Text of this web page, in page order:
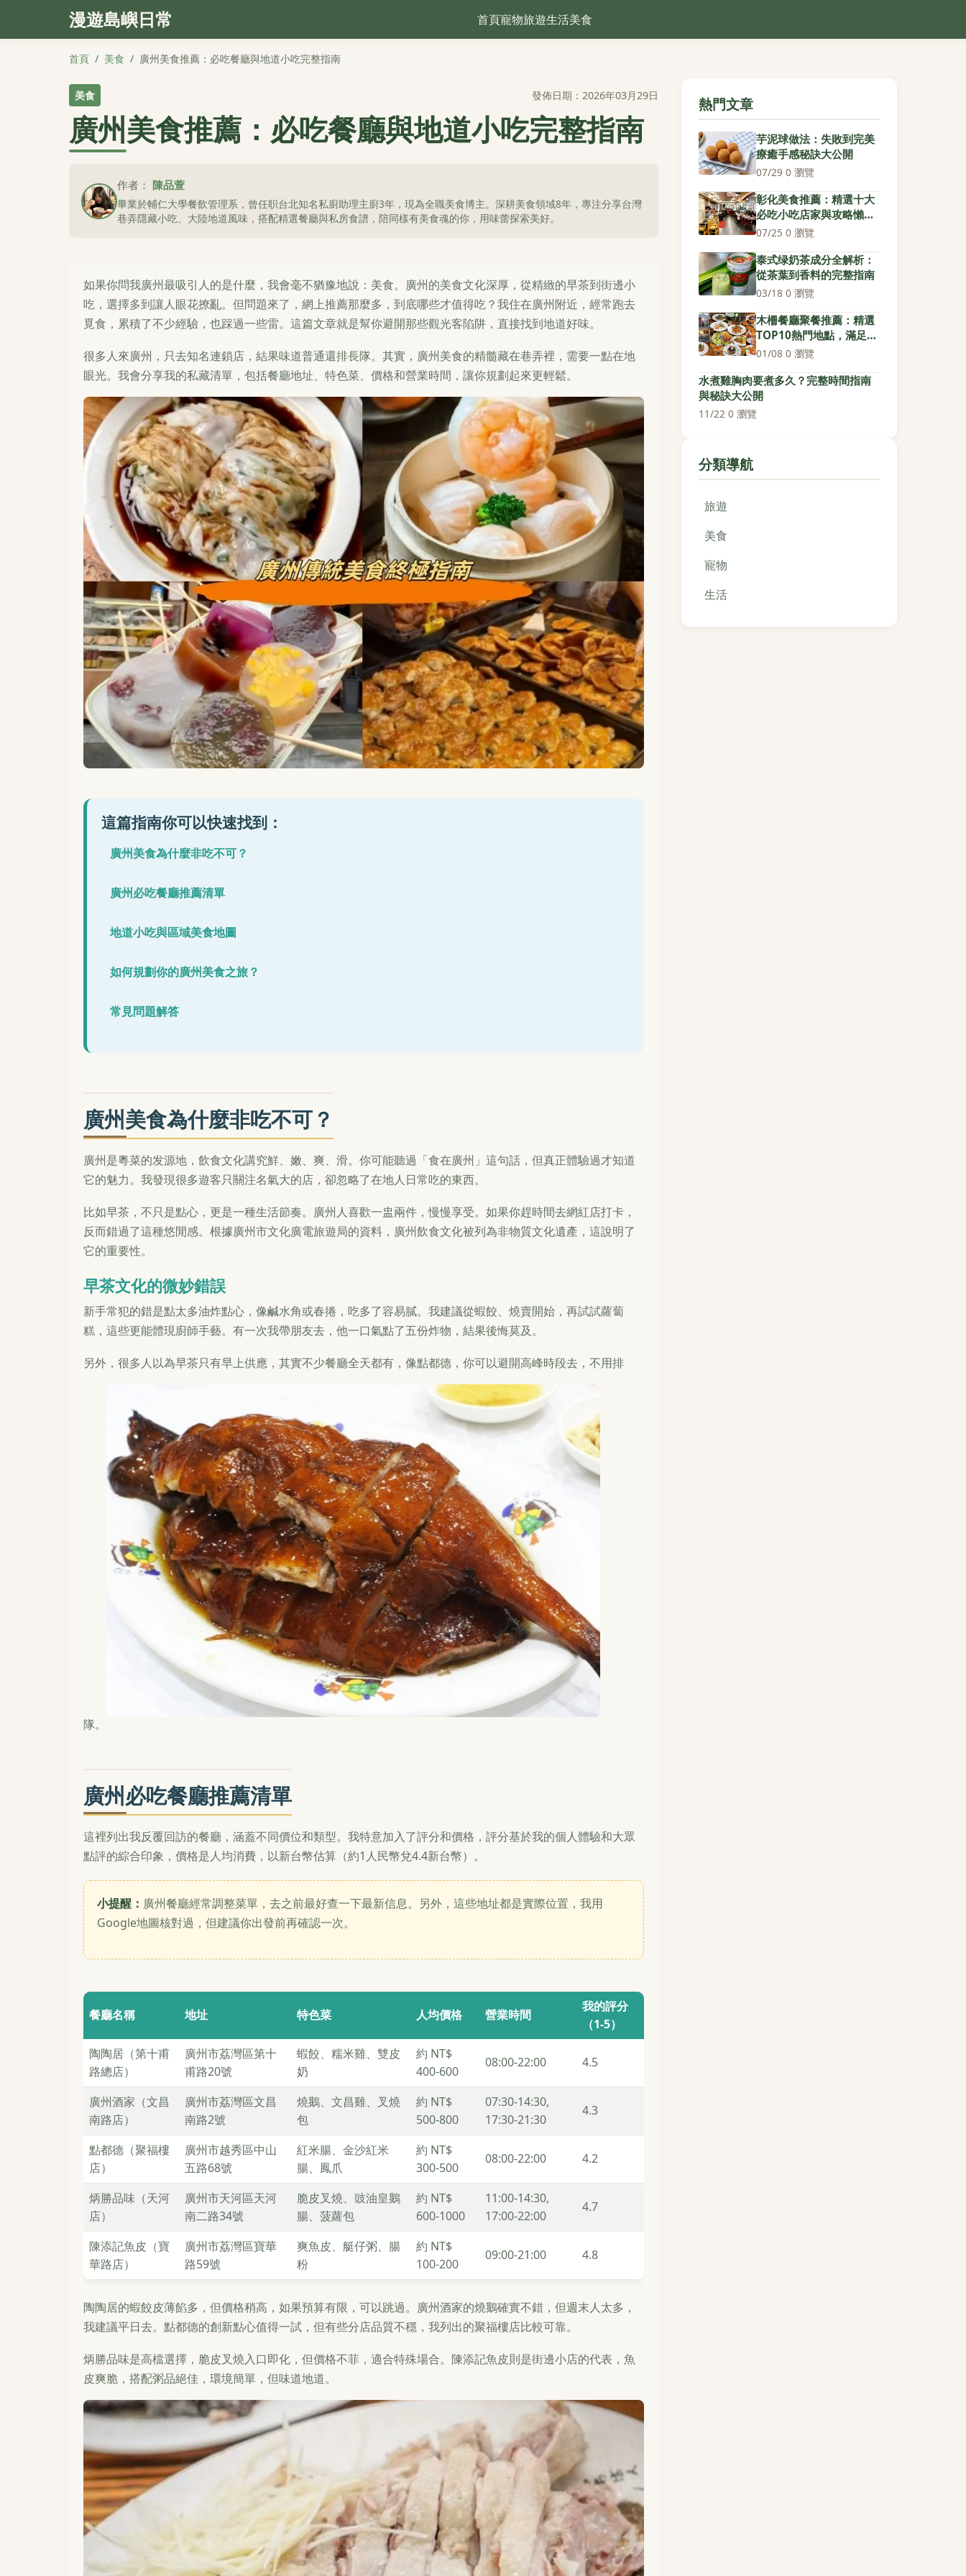
漫遊島嶼日常 首頁寵物旅遊生活美食
首頁 / 美食 / 廣州美食推薦：必吃餐廳與地道小吃完整指南
美食 發佈日期：2026年03月29日
廣州美食推薦：必吃餐廳與地道小吃完整指南
作者： 陳品萱
畢業於輔仁大學餐飲管理系，曾任职台北知名私廚助理主廚3年，現為全職美食博主。深耕美食領域8年，專注分享台灣
巷弄隱藏小吃、大陸地道風味，搭配精選餐廳與私房食譜，陪同樣有美食魂的你，用味蕾探索美好。
如果你問我廣州最吸引人的是什麼，我會毫不猶豫地說：美食。廣州的美食文化深厚，從精緻的早茶到街邊小
吃，選擇多到讓人眼花撩亂。但問題來了，網上推薦那麼多，到底哪些才值得吃？我住在廣州附近，經常跑去
覓食，累積了不少經驗，也踩過一些雷。這篇文章就是幫你避開那些觀光客陷阱，直接找到地道好味。
很多人來廣州，只去知名連鎖店，結果味道普通還排長隊。其實，廣州美食的精髓藏在巷弄裡，需要一點在地
眼光。我會分享我的私藏清單，包括餐廳地址、特色菜、價格和營業時間，讓你規劃起來更輕鬆。
這篇指南你可以快速找到：
廣州美食為什麼非吃不可？
廣州必吃餐廳推薦清單
地道小吃與區域美食地圖
如何規劃你的廣州美食之旅？
常見問題解答
廣州美食為什麼非吃不可？
廣州是粵菜的发源地，飲食文化講究鮮、嫩、爽、滑。你可能聽過「食在廣州」這句話，但真正體驗過才知道
它的魅力。我發現很多遊客只關注名氣大的店，卻忽略了在地人日常吃的東西。
比如早茶，不只是點心，更是一種生活節奏。廣州人喜歡一盅兩件，慢慢享受。如果你趕時間去網紅店打卡，
反而錯過了這種悠閒感。根據廣州市文化廣電旅遊局的資料，廣州飲食文化被列為非物質文化遺產，這說明了
它的重要性。
早茶文化的微妙錯誤
新手常犯的錯是點太多油炸點心，像鹹水角或春捲，吃多了容易膩。我建議從蝦餃、燒賣開始，再試試蘿蔔
糕，這些更能體現廚師手藝。有一次我帶朋友去，他一口氣點了五份炸物，結果後悔莫及。
另外，很多人以為早茶只有早上供應，其實不少餐廳全天都有，像點都德，你可以避開高峰時段去，不用排
隊。
廣州必吃餐廳推薦清單
這裡列出我反覆回訪的餐廳，涵蓋不同價位和類型。我特意加入了評分和價格，評分基於我的個人體驗和大眾
點評的綜合印象，價格是人均消費，以新台幣估算（約1人民幣兌4.4新台幣）。
小提醒： 廣州餐廳經常調整菜單，去之前最好查一下最新信息。另外，這些地址都是實際位置，我用
Google地圖核對過，但建議你出發前再確認一次。
餐廳名稱 地址 特色菜 人均價格 營業時間
我的評分
（1-5）
陶陶居（第十甫
路總店）
廣州市荔灣區第十
甫路20號
蝦餃、糯米雞、雙皮
奶
約 NT$
400-600
08:00-22:00 4.5
廣州酒家（文昌
南路店）
廣州市荔灣區文昌
南路2號
燒鵝、文昌雞、叉燒
包
約 NT$
500-800
07:30-14:30,
17:30-21:30
4.3
點都德（聚福樓
店）
廣州市越秀區中山
五路68號
紅米腸、金沙紅米
腸、鳳爪
約 NT$
300-500
08:00-22:00 4.2
炳勝品味（天河
店）
廣州市天河區天河
南二路34號
脆皮叉燒、豉油皇鵝
腸、菠蘿包
約 NT$
600-1000
11:00-14:30,
17:00-22:00
4.7
陳添記魚皮（寶
華路店）
廣州市荔灣區寶華
路59號
爽魚皮、艇仔粥、腸
粉
約 NT$
100-200
09:00-21:00 4.8
陶陶居的蝦餃皮薄餡多，但價格稍高，如果預算有限，可以跳過。廣州酒家的燒鵝確實不錯，但週末人太多，
我建議平日去。點都德的創新點心值得一試，但有些分店品質不穩，我列出的聚福樓店比較可靠。
炳勝品味是高檔選擇，脆皮叉燒入口即化，但價格不菲，適合特殊場合。陳添記魚皮則是街邊小店的代表，魚
皮爽脆，搭配粥品絕佳，環境簡單，但味道地道。
熱門文章
芋泥球做法：失敗到完美
療癒手感秘訣大公開
07/29·0 瀏覽
彰化美食推薦：精選十大
必吃小吃店家與攻略懶人
包
07/25·0 瀏覽
泰式绿奶茶成分全解析：
從茶葉到香料的完整指南
03/18·0 瀏覽
木柵餐廳聚餐推薦：精選
TOP10熱門地點，滿足各
種聚會需求
01/08·0 瀏覽
水煮雞胸肉要煮多久？完整時間指南
與秘訣大公開
11/22·0 瀏覽
分類導航
旅遊
美食
寵物
生活